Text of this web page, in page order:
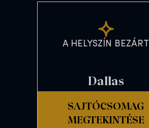
A HELYSZÍN BEZÁRT
Dallas
SAJTÓCSOMAG
MEGTEKINTÉSE